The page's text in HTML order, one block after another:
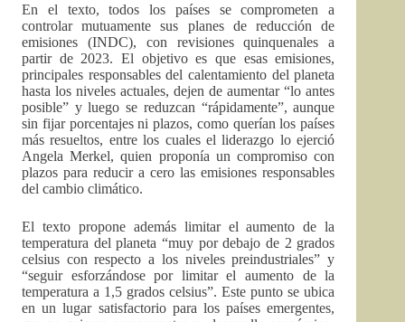
En el texto, todos los países se comprometen a
controlar mutuamente sus planes de reducción de
emisiones (INDC), con revisiones quinquenales a
partir de 2023. El objetivo es que esas emisiones,
principales responsables del calentamiento del planeta
hasta los niveles actuales, dejen de aumentar “lo antes
posible” y luego se reduzcan “rápidamente”, aunque
sin fijar porcentajes ni plazos, como querían los países
más resueltos, entre los cuales el liderazgo lo ejerció
Angela Merkel, quien proponía un compromiso con
plazos para reducir a cero las emisiones responsables
del cambio climático.
El texto propone además limitar el aumento de la
temperatura del planeta “muy por debajo de 2 grados
celsius con respecto a los niveles preindustriales” y
“seguir esforzándose por limitar el aumento de la
temperatura a 1,5 grados celsius”. Este punto se ubica
en un lugar satisfactorio para los países emergentes,